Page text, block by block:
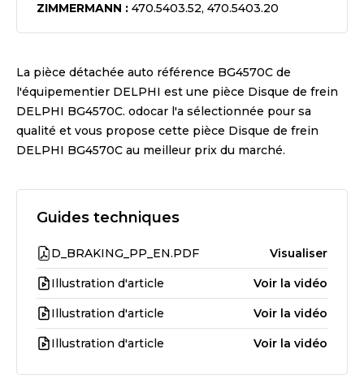
ZIMMERMANN : 470.5403.52, 470.5403.20
La pièce détachée auto référence BG4570C de
l'équipementier DELPHI est une pièce Disque de frein
DELPHI BG4570C. odocar l'a sélectionnée pour sa
qualité et vous propose cette pièce Disque de frein
DELPHI BG4570C au meilleur prix du marché.
Guides techniques
D_BRAKING_PP_EN.PDF Visualiser
Illustration d'article Voir la vidéo
Illustration d'article Voir la vidéo
Illustration d'article Voir la vidéo